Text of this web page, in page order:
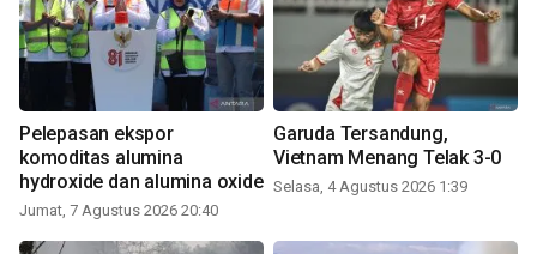
Pelepasan ekspor
komoditas alumina
hydroxide dan alumina oxide
Jumat, 7 Agustus 2026 20:40
Garuda Tersandung,
Vietnam Menang Telak 3-0
Selasa, 4 Agustus 2026 1:39